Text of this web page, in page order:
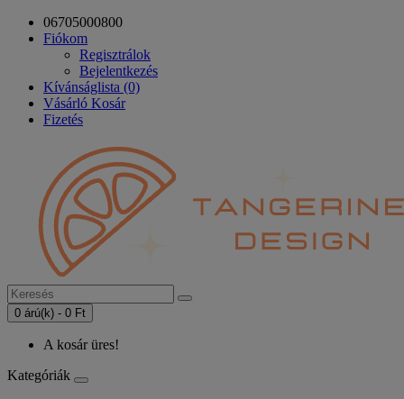
06705000800
Fiókom
Regisztrálok
Bejelentkezés
Kívánságlista (0)
Vásárló Kosár
Fizetés
0 árú(k) - 0 Ft
A kosár üres!
Kategóriák